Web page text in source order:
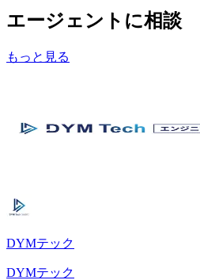
エージェントに相談
もっと見る
DYMテック
DYMテック